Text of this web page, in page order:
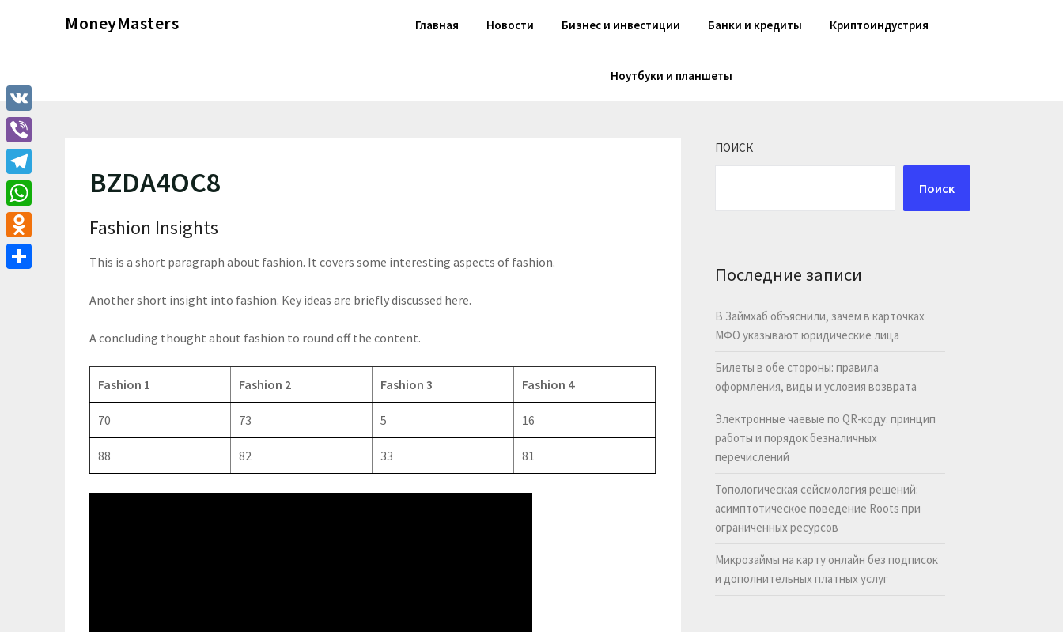
MoneyMasters Главная Новости Бизнес и инвестиции Банки и кредиты Криптоиндустрия
Ноутбуки и планшеты
BZDA4OC8
Fashion Insights
This is a short paragraph about fashion. It covers some interesting aspects of fashion.
Another short insight into fashion. Key ideas are briefly discussed here.
A concluding thought about fashion to round off the content.
Fashion 1 Fashion 2 Fashion 3 Fashion 4
70 73 5 16
88 82 33 81
ПОИСК
Поиск
Последние записи
В Займхаб объяснили, зачем в карточках
МФО указывают юридические лица
Билеты в обе стороны: правила
оформления, виды и условия возврата
Электронные чаевые по QR-коду: принцип
работы и порядок безналичных
перечислений
Топологическая сейсмология решений:
асимптотическое поведение Roots при
ограниченных ресурсов
Микрозаймы на карту онлайн без подписок
и дополнительных платных услуг
VK
Viber
Telegram
WhatsApp
Odnoklassniki